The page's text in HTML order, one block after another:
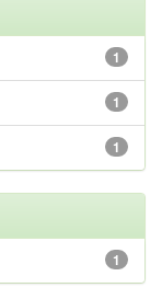
1
1
1
1